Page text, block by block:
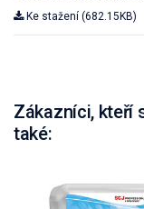
Ke stažení (682.15KB)
Zákazníci, kteří
také: